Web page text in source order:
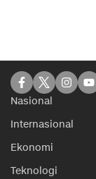
Nasional
Internasional
Ekonomi
Teknologi